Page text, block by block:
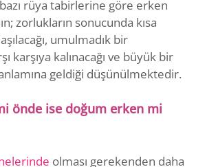
rüya tabirlerine göre erken
zorlukların sonucunda kısa
umulmadık bir
karşıya kalınacağı ve büyük bir
geldiği düşünülmektedir.
önde ise doğum erken mi
olması gerekenden daha